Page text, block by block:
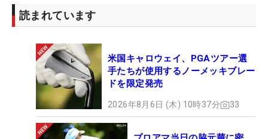
読まれています
米国キャロウェイ、PGAツアー選
手たちが使用するノーメッキブレー
ドを限定発売
2026年8月6日 (木) 10時37分 33